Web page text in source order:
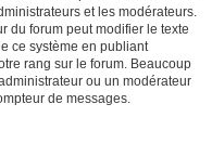
et les modérateurs.
du forum peut modifier le texte
ce système en publiant
rang sur le forum. Beaucoup
ou un modérateur
de messages.